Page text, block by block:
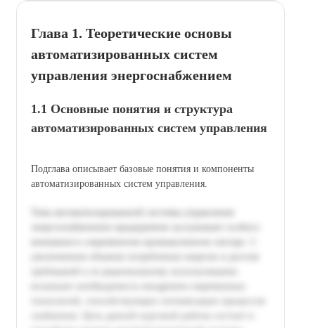
Глава 1. Теоретические основы
автоматизированных систем
управления энергоснабжением
1.1 Основные понятия и структура
автоматизированных систем управления
Подглава описывает базовые понятия и компоненты
автоматизированных систем управления.